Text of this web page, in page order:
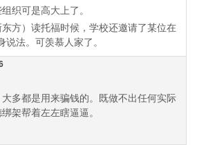
织可是高大上了。
方）读托福时候，学校还邀请了某位在
说法。可羡慕人家了。
多都是用来骗钱的。既做不出任何实际
架帮着左左瞎逼逼。